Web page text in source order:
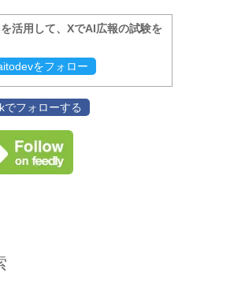
活用して、XでAI広報の試験を
をフォロー
でフォローする